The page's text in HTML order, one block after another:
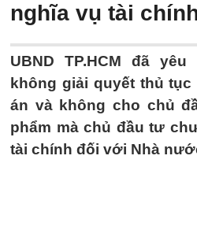
nghĩa vụ tài
UBND TP.HCM đã
không giải quyết thủ
án và không cho chủ
phẩm mà chủ đầu tư
tài chính đối với Nhà